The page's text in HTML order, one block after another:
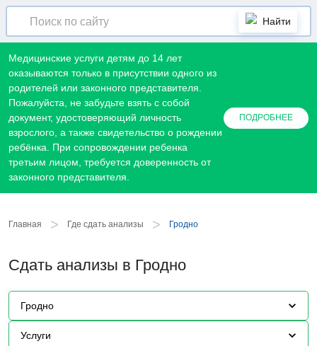
Найти
Медицинские услуги детям до 14 лет
оказываются только в присутствии одного из
родителей или законного представителя.
Пожалуйста, не забудьте взять с собой
документ, удостоверяющий личность
взрослого, а также свидетельство о рождении
ребёнка. При сопровождении ребенка
третьим лицом, требуется доверенность от
законного представителя.
ПОДРОБНЕЕ
Главная > Где сдать анализы > Гродно
Сдать анализы в Гродно
Гродно
Услуги